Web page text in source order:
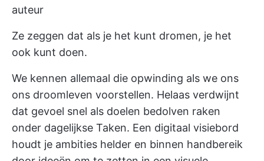
auteur
Ze zeggen dat als je het kunt dromen, je het
ook kunt doen.
We kennen allemaal die opwinding als we ons
ons droomleven voorstellen. Helaas verdwijnt
dat gevoel snel als doelen bedolven raken
onder dagelijkse Taken. Een digitaal visiebord
houdt je ambities helder en binnen handbereik